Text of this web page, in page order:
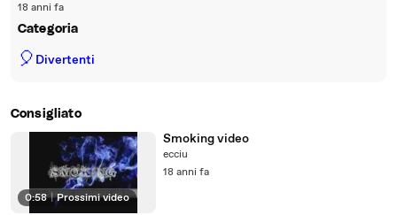
18 anni fa
Categoria
🎈 Divertenti
Consigliato
0:58 | Prossimi video
Smoking video
ecciu
18 anni fa